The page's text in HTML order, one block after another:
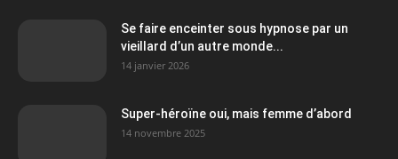
Se faire enceinter sous hypnose par un
vieillard d’un autre monde...
14 janvier 2026
Super-héroïne oui, mais femme d’abord
14 novembre 2025